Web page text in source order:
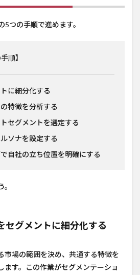
つの手順で進めます。
順】
に細分化する
特徴を分析する
セグメントを選定する
ソナを設定する
自社の立ち位置を明確にする
セグメントに細分化する
市場の範囲を決め、共通する特徴を
ます。この作業がセグメンテーショ